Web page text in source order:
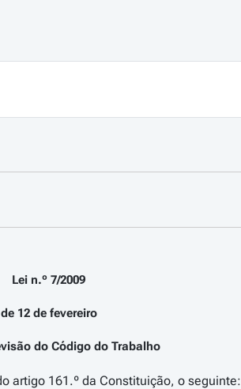
Lei n.º 7/2009
de 12 de fevereiro
do Código do Trabalho
artigo 161.º da Constituição, o seguinte: